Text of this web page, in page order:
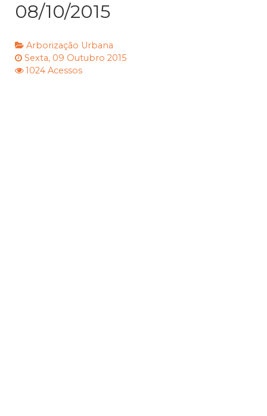
08/10/2015
Arborização Urbana
Sexta, 09 Outubro 2015
1024 Acessos